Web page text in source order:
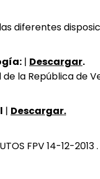
diferentes
| Descargar.
la República de
| Descargar.
FPV 14-12-